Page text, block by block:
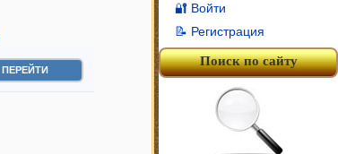
🔐 Войти
📝 Регистрация
Поиск по сайту